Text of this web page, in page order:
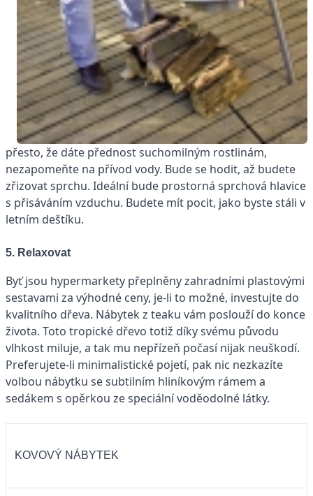
přesto, že dáte přednost suchomilným rostlinám,
nezapomeňte na přívod vody. Bude se hodit, až budete
zřizovat sprchu. Ideální bude prostorná sprchová hlavice
s přisáváním vzduchu. Budete mít pocit, jako byste stáli v
letním deštíku.
5. Relaxovat
Byť jsou hypermarkety přeplněny zahradními plastovými
sestavami za výhodné ceny, je-li to možné, investujte do
kvalitního dřeva. Nábytek z teaku vám poslouží do konce
života. Toto tropické dřevo totiž díky svému původu
vlhkost miluje, a tak mu nepřízeň počasí nijak neuškodí.
Preferujete-li minimalistické pojetí, pak nic nezkazíte
volbou nábytku se subtilním hliníkovým rámem a
sedákem s opěrkou ze speciální voděodolné látky.
KOVOVÝ NÁBYTEK